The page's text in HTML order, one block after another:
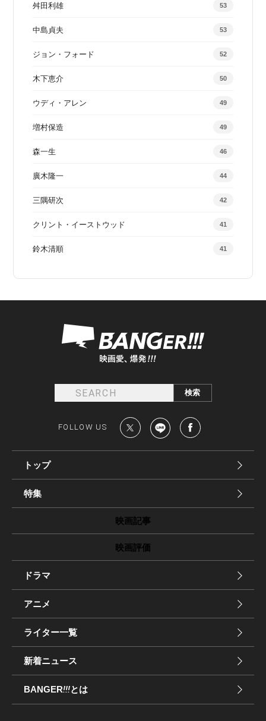
舛田利雄 53
中島貞夫 53
ジョン・フォード 52
木下恵介 50
ウディ・アレン 49
増村保造 49
森一生 46
廣木隆一 44
三隅研次 42
クリント・イーストウッド 41
鈴木清順 41
FOLLOW US
トップ
特集
映画記事
映画評価
ドラマ
アニメ
ライター一覧
新着ニュース
BANGER!!!とは